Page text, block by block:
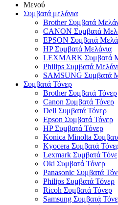
Μενού
Συμβατά μελάνια
Brother Συμβατά
CANON Συμβατά
EPSON Συμβατά
HP Συμβατά Μελάνια
LEXMARK Συμβατά
Philips Συμβατά
SAMSUNG Συμβατά
Συμβατά Τόνερ
Brother Συμβατά Τόνερ
Canon Συμβατά Τόνερ
Dell Συμβατά Τόνερ
Epson Συμβατά Τόνερ
HP Συμβατά Τόνερ
Konica Minolta
Kyocera Συμβατά
Lexmark Συμβατά
Oki Συμβατά Τόνερ
Panasonic Συμβατά
Philips Συμβατά Τόνερ
Ricoh Συμβατά Τόνερ
Samsung Συμβατά